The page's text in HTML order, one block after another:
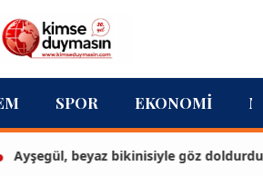
SPOR EKONOMI
beyaz bikinisiyle göz doldurdu!